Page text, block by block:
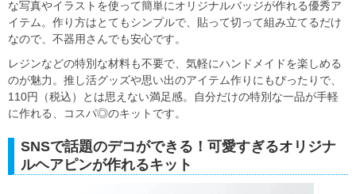
な写真やイラストを使って簡単にオリジナルバッジが作れる優秀ア
イテム。作り方はとてもシンプルで、貼って切って組み立てるだけ
なので、不器用さんでも安心です。
レジンなどの特別な材料も不要で、気軽にハンドメイドを楽しめる
のが魅力。推し活グッズや思い出のアイテム作りにもぴったりで、
110円（税込）とは思えない満足感。自分だけの特別な一品が手軽
に作れる、コスパ◎のキットです。
SNSで話題のデコができる！可愛すぎるオリジナ
ルヘアピンが作れるキット